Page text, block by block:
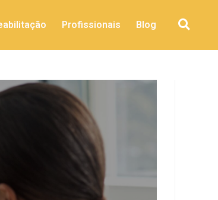
Profissionais Blog